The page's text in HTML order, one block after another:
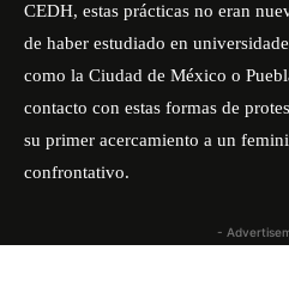
CEDH, estas prácticas no eran
de haber estudiado en
como la Ciudad de México o
contacto con estas formas de
su primer acercamiento a un
confrontativo.
-